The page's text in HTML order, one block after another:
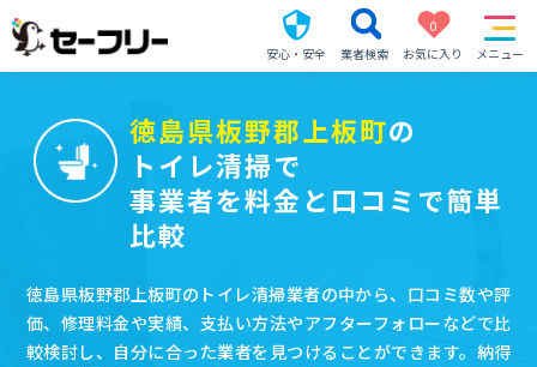
安心・安全 業者検索
0
お気に入り
メニュー
徳島県板野郡上板町の
トイレ清掃で
事業者を料金と口コミで簡単
比較
徳島県板野郡上板町のトイレ清掃業者の中から、口コミ数や評
価、修理料金や実績、支払い方法やアフターフォローなどで比
較検討し、自分に合った業者を見つけることができます。納得